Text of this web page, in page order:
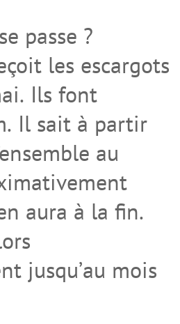
passe ?
les escargots
. Ils font
. Il sait à partir
au
aura à la fin.
jusqu’au mois